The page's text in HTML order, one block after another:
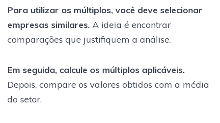
Para utilizar os múltiplos, você deve selecionar
empresas similares. A ideia é encontrar
comparações que justifiquem a análise.
Em seguida, calcule os múltiplos aplicáveis.
Depois, compare os valores obtidos com a média
do setor.